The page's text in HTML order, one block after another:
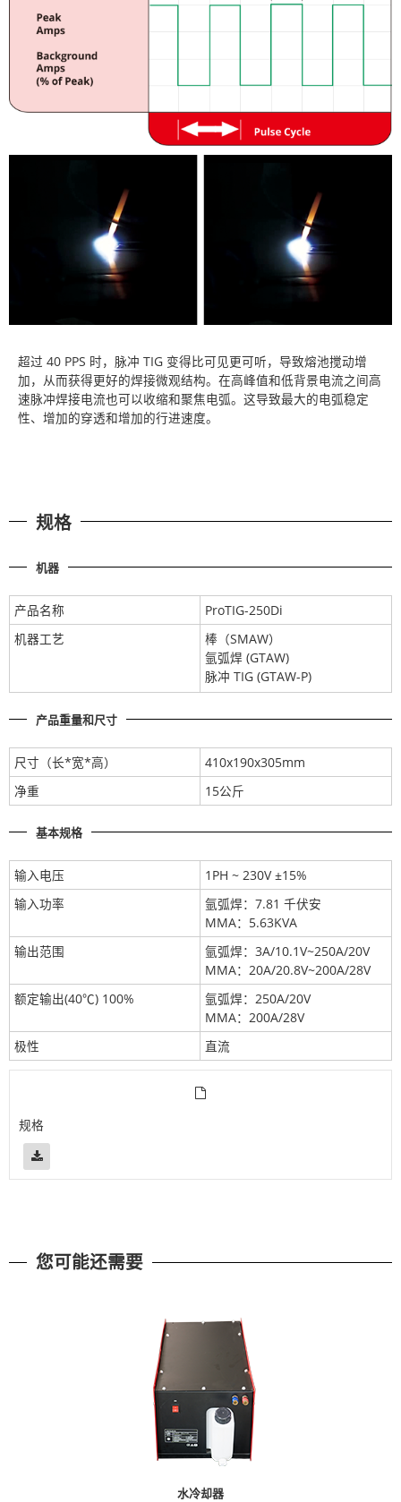
超过 40 PPS 时，脉冲 TIG 变得比可见更可听，导致熔池搅动增
加，从而获得更好的焊接微观结构。在高峰值和低背景电流之间高
速脉冲焊接电流也可以收缩和聚焦电弧。这导致最大的电弧稳定
性、增加的穿透和增加的行进速度。
规格
机器
产品名称
ProTIG-250Di
机器工艺
棒（SMAW）
氩弧焊 (GTAW)
脉冲 TIG (GTAW-P)
产品重量和尺寸
尺寸（长*宽*高）
410x190x305mm
净重
15公斤
基本规格
输入电压
1PH ~ 230V ±15%
输入功率
氩弧焊：7.81 千伏安
MMA：5.63KVA
输出范围
氩弧焊：3A/10.1V~250A/20V
MMA：20A/20.8V~200A/28V
额定输出(40℃) 100%
氩弧焊：250A/20V
MMA：200A/28V
极性
直流
规格
您可能还需要
水冷却器